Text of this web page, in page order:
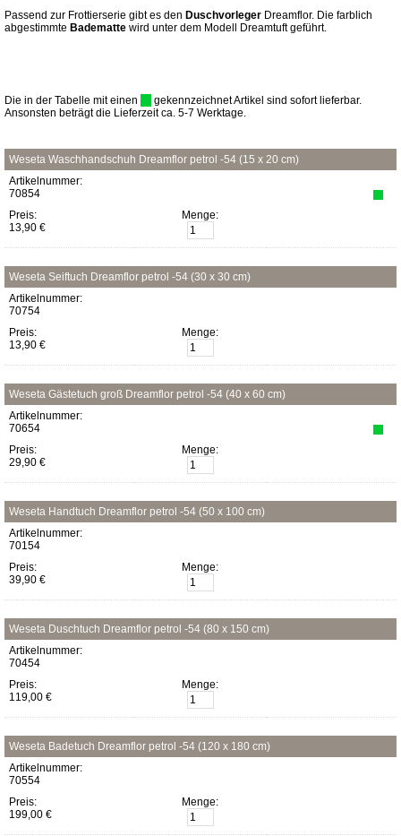
Passend zur Frottierserie gibt es den Duschvorleger Dreamflor. Die farblich
abgestimmte Badematte wird unter dem Modell Dreamtuft geführt.
Die in der Tabelle mit einen
gekennzeichnet Artikel sind sofort lieferbar.
Ansonsten beträgt die Lieferzeit ca. 5-7 Werktage.
Weseta Waschhandschuh Dreamflor petrol -54 (15 x 20 cm)
Artikelnummer:
70854
Preis:
13,90 €
Menge:
Weseta Seiftuch Dreamflor petrol -54 (30 x 30 cm)
Artikelnummer:
70754
Preis:
13,90 €
Menge:
Weseta Gästetuch groß Dreamflor petrol -54 (40 x 60 cm)
Artikelnummer:
70654
Preis:
29,90 €
Menge:
Weseta Handtuch Dreamflor petrol -54 (50 x 100 cm)
Artikelnummer:
70154
Preis:
39,90 €
Menge:
Weseta Duschtuch Dreamflor petrol -54 (80 x 150 cm)
Artikelnummer:
70454
Preis:
119,00 €
Menge:
Weseta Badetuch Dreamflor petrol -54 (120 x 180 cm)
Artikelnummer:
70554
Preis:
199,00 €
Menge: